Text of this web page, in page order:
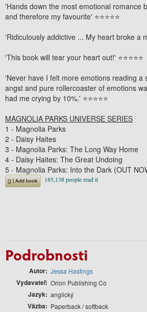
'Hands down the most emotional romance
and therefore my favourite' ⭐⭐⭐⭐⭐
'Ridiculously addictive ... My heart broke a
'This book will tear your heart out!' ⭐⭐⭐⭐⭐
'Never have I felt more emotions reading a
angst and pure rollercoaster of emotions
had me crying by 10%.' ⭐⭐⭐⭐⭐
MAGNOLIA PARKS UNIVERSE SERIES
1 - Magnolia Parks
2 - Daisy Haites
3 - Magnolia Parks: The Long Way Home
4 - Daisy Haites: The Great Undoing
5 - Magnolia Parks: Into the Dark (OUT
Podrobnosti
Autor Jessa Hastings
Vydavateľ Orion Publishing Co
Jazyk anglický
Väzba Paperback / softback